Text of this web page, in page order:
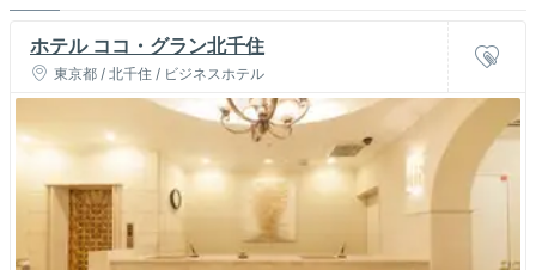
ホテル ココ・グラン北千住
東京都 / 北千住 / ビジネスホテル